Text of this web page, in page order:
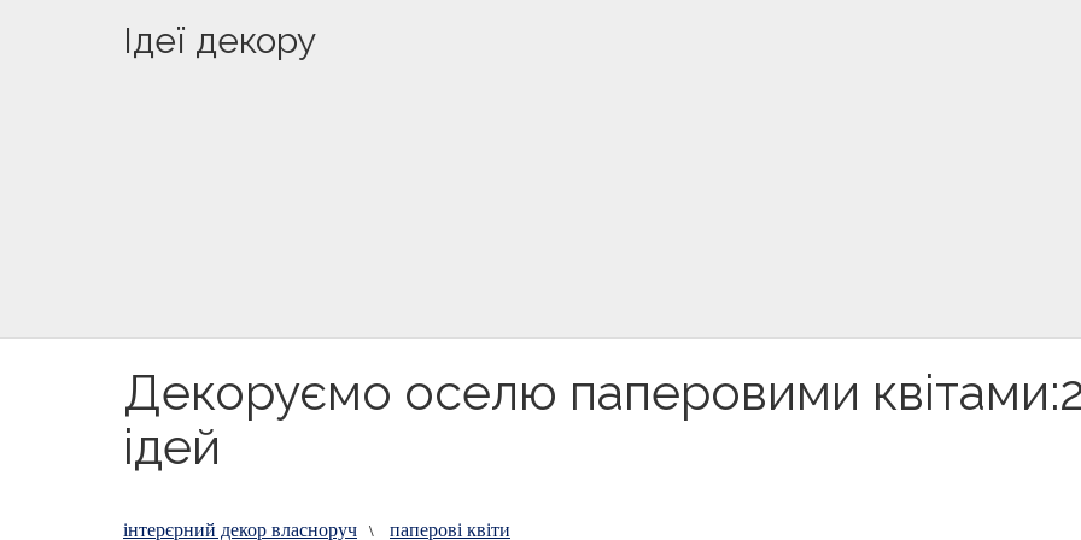
Ідеї декору
Декоруємо оселю паперовими
ідей
інтерєрний декор власноруч \ паперові квіти